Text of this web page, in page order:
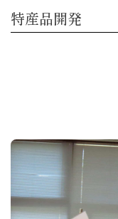
特産品開発